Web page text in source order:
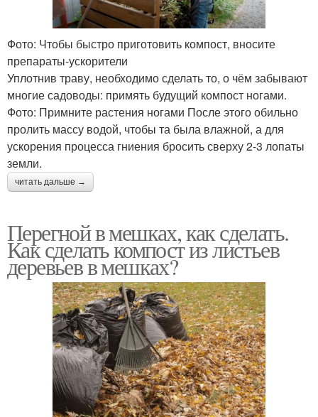
Фото: Чтобы быстро приготовить компост, вносите
препараты-ускорители
​​​​Уплотнив траву, необходимо сделать то, о чём забывают
многие садоводы: примять будущий компост ногами.
Фото: Примните растения ногами После этого обильно
пролить массу водой, чтобы та была влажной, а для
ускорения процесса гниения бросить сверху 2-3 лопаты
земли.
читать дальше →
Перегной в мешках, как сделать.
Как сделать компост из листьев
деревьев в мешках?